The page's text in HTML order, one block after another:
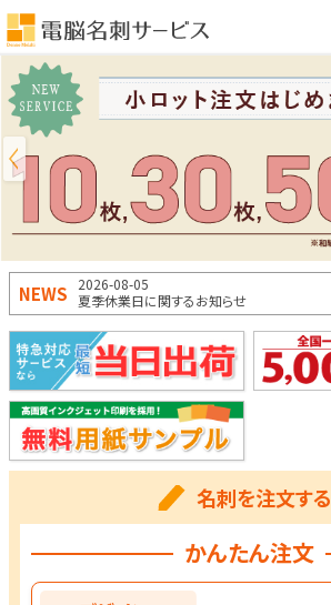
NEWS
2026-08-05
夏季休業日に関するお知らせ
名刺を注文する
かんたん注文